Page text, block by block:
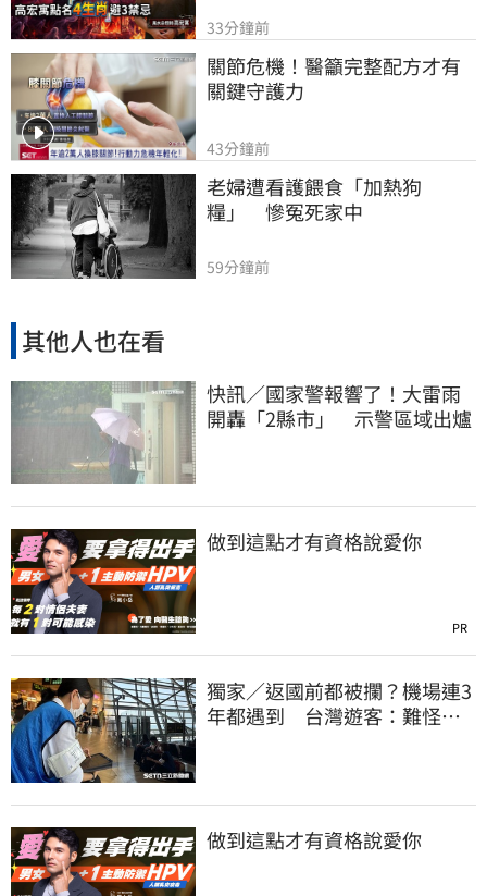
33分鐘前
關節危機！醫籲完整配方才有
關鍵守護力
43分鐘前
老婦遭看護餵食「加熱狗
糧」　慘冤死家中
59分鐘前
其他人也在看
快訊／國家警報響了！大雷雨
開轟「2縣市」 示警區域出爐
做到這點才有資格說愛你
PR
獨家／返國前都被攔？機場連3
年都遇到 台灣遊客：難怪日
做到這點才有資格說愛你